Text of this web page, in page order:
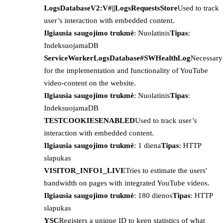
LogsDatabaseV2:V#||LogsRequestsStoreUsed to track
user’s interaction with embedded content.
Ilgiausia saugojimo trukmė: NuolatinisTipas:
IndeksuojamaDB
ServiceWorkerLogsDatabase#SWHealthLogNecessary
for the implementation and functionality of YouTube
video-content on the website.
Ilgiausia saugojimo trukmė: NuolatinisTipas:
IndeksuojamaDB
TESTCOOKIESENABLEDUsed to track user’s
interaction with embedded content.
Ilgiausia saugojimo trukmė: 1 dienaTipas: HTTP
slapukas
VISITOR_INFO1_LIVETries to estimate the users'
bandwidth on pages with integrated YouTube videos.
Ilgiausia saugojimo trukmė: 180 dienosTipas: HTTP
slapukas
YSCRegisters a unique ID to keep statistics of what